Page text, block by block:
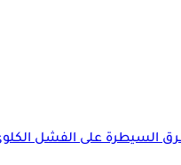
السيطرة على الفشل